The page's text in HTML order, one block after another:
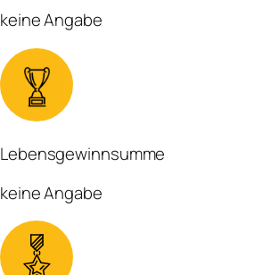
keine Angabe
Lebensgewinnsumme
keine Angabe